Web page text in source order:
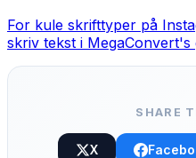
For kule skrifttyper på
skriv tekst i
SHARE
X